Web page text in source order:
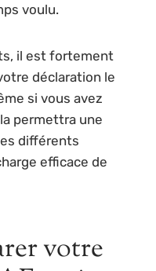
voulu.
il est fortement
déclaration le
si vous avez
permettra une
différents
efficace de
votre